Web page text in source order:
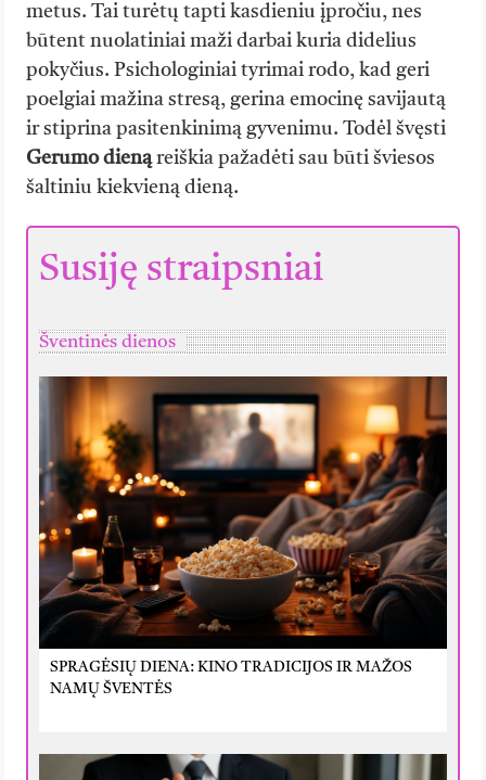
metus. Tai turėtų tapti kasdieniu įpročiu, nes
būtent nuolatiniai maži darbai kuria didelius
pokyčius. Psichologiniai tyrimai rodo, kad geri
poelgiai mažina stresą, gerina emocinę savijautą
ir stiprina pasitenkinimą gyvenimu. Todėl švęsti
Gerumo dienąreiškia pažadėti sau būti šviesos
šaltiniu kiekvieną dieną.
Susiję straipsniai
Šventinės dienos
SPRAGĖSIŲ DIENA: KINO TRADICIJOS IR MAŽOS
NAMŲ ŠVENTĖS